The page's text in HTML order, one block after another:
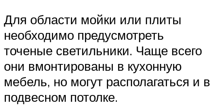
Для области мойки или плиты
необходимо предусмотреть
точеные светильники. Чаще всего
они вмонтированы в кухонную
мебель, но могут располагаться и в
подвесном потолке.